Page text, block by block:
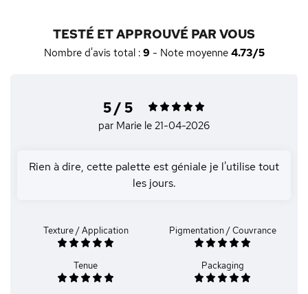
TESTÉ ET APPROUVÉ PAR VOUS
Nombre d'avis total : 9 - Note moyenne 4.73/5
5 / 5
par Marie le 21-04-2026
Rien à dire, cette palette est géniale je l'utilise tout
les jours.
Texture / Application Pigmentation / Couvrance
Tenue Packaging